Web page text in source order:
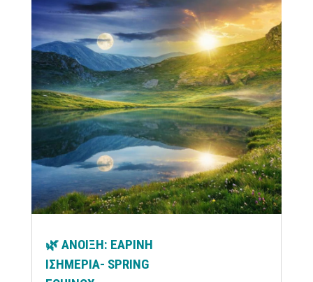
🌿 ΑΝΟΙΞΗ: ΕΑΡΙΝΗ
ΙΣΗΜΕΡΙΑ- SPRING